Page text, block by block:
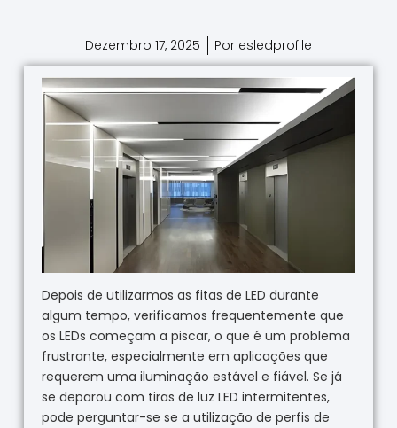
Dezembro 17, 2025 Por esledprofile
Depois de utilizarmos as fitas de LED durante
algum tempo, verificamos frequentemente que
os LEDs começam a piscar, o que é um problema
frustrante, especialmente em aplicações que
requerem uma iluminação estável e fiável. Se já
se deparou com tiras de luz LED intermitentes,
pode perguntar-se se a utilização de perfis de